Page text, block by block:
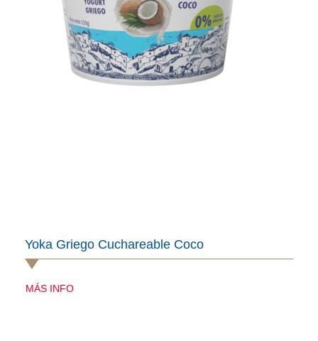
Yoka Griego Cuchareable Coco
MÁS INFO